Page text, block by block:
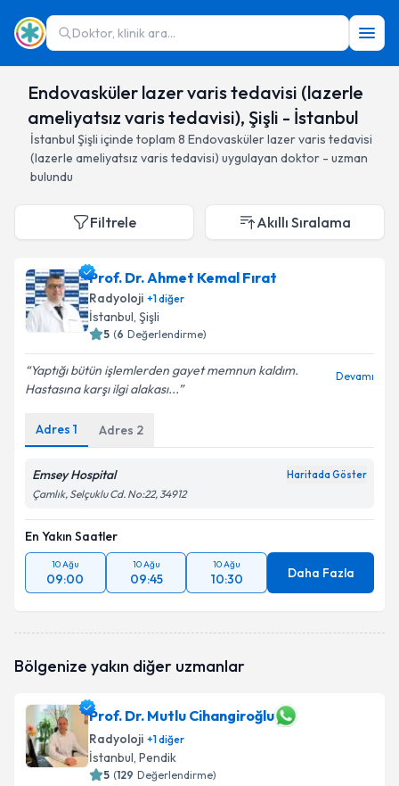
Doktor, klinik ara...
Endovasküler lazer varis tedavisi (lazerle
ameliyatsız varis tedavisi), Şişli - İstanbul
İstanbul Şişli içinde toplam 8 Endovasküler lazer varis tedavisi
(lazerle ameliyatsız varis tedavisi) uygulayan doktor - uzman
bulundu
Filtrele Akıllı Sıralama
Prof. Dr. Ahmet Kemal Fırat
Radyoloji +1diğer
İstanbul, Şişli
5 (6 Değerlendirme)
Yaptığı bütün işlemlerden gayet memnun kaldım.
Hastasına karşı ilgi alakası...
Devamı
Adres 1 Adres 2
Emsey Hospital Haritada Göster
Çamlık, Selçuklu Cd. No:22, 34912
En Yakın Saatler
10 Ağu
09:00
10 Ağu
09:45
10 Ağu
10:30 Daha Fazla
Bölgenize yakın diğer uzmanlar
Prof. Dr. Mutlu Cihangiroğlu
Radyoloji +1diğer
İstanbul, Pendik
5 (129 Değerlendirme)